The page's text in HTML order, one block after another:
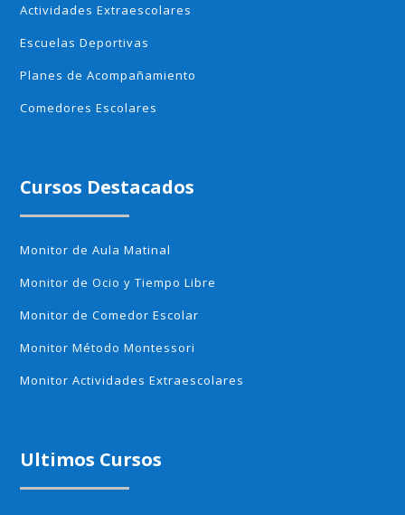
Actividades Extraescolares
Escuelas Deportivas
Planes de Acompañamiento
Comedores Escolares
Cursos Destacados
Monitor de Aula Matinal
Monitor de Ocio y Tiempo Libre
Monitor de Comedor Escolar
Monitor Método Montessori
Monitor Actividades Extraescolares
Ultimos Cursos